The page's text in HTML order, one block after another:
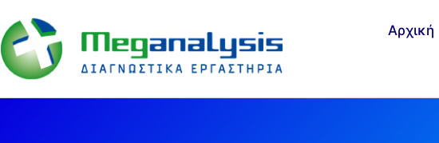
Αρχική